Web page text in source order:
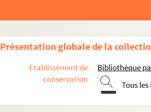
Présentation globale de la
Etablissement de
conservation
Bibliothèque
Tous
Ms I-40. Aristotelis Ethicorum libri X.
Ms I-43. Botanique
Ms I-43 *. Extraits de manuscrits relatifs à la
Ms I-44. Fundamenta Botanica, Rothomagi,